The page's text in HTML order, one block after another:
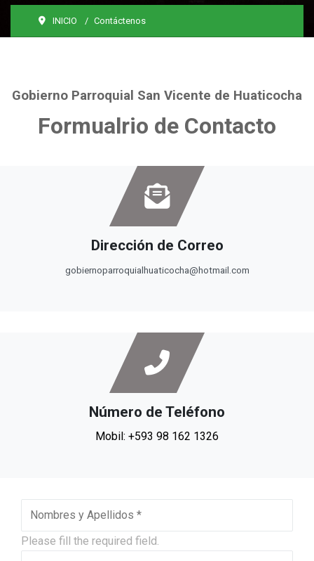
INICIO Contáctenos
Gobierno Parroquial San Vicente de Huaticocha
Formualrio de Contacto
Dirección de Correo
gobiernoparroquialhuaticocha@hotmail.com
Número de Teléfono
Mobil: +593 98 162 1326
Please fill the required field.